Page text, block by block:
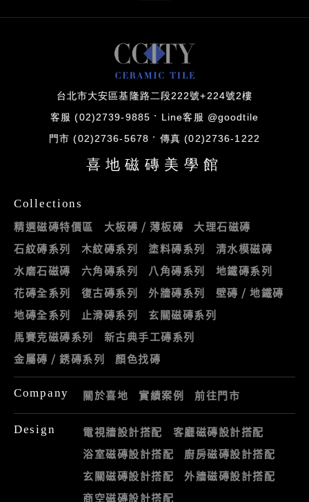
台北市大安區基隆路二段222號+224號2樓
客服 (02)2739-9885 Line客服 @goodtile
門市 (02)2736-5678 傳真 (02)2736-1222
喜地磁磚美學館
Collections
精選磁磚特價區 大板磚 / 薄板磚
大理石磁磚
石紋磚系列
木紋磚系列 塗料磚系列
清水模磁磚
水磨石磁磚
六角磚系列 八角磚系列
地鐵磚系列
花磚全系列
復古磚系列 外牆磚系列
壁磚 / 地鐵磚
地磚全系列
止滑磚系列
玄關磁磚系列
馬賽克磁磚系列
新古典手工磚系列
金屬磚 / 銹磚系列
顏色找磚
Company 關於喜地 實績案例 前往門市
Design 電視牆設計搭配
客廳磁磚設計搭配
浴室磁磚設計搭配
廚房磁磚設計搭配
玄關磁磚設計搭配
外牆磁磚設計搭配
商空磁磚設計搭配